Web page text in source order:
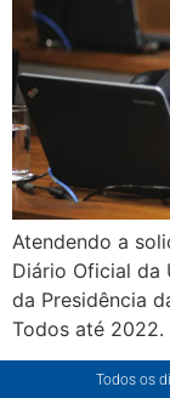
Atendendo a
Diário Oficial da
da Presidência
Todos até 2022.
Todos os